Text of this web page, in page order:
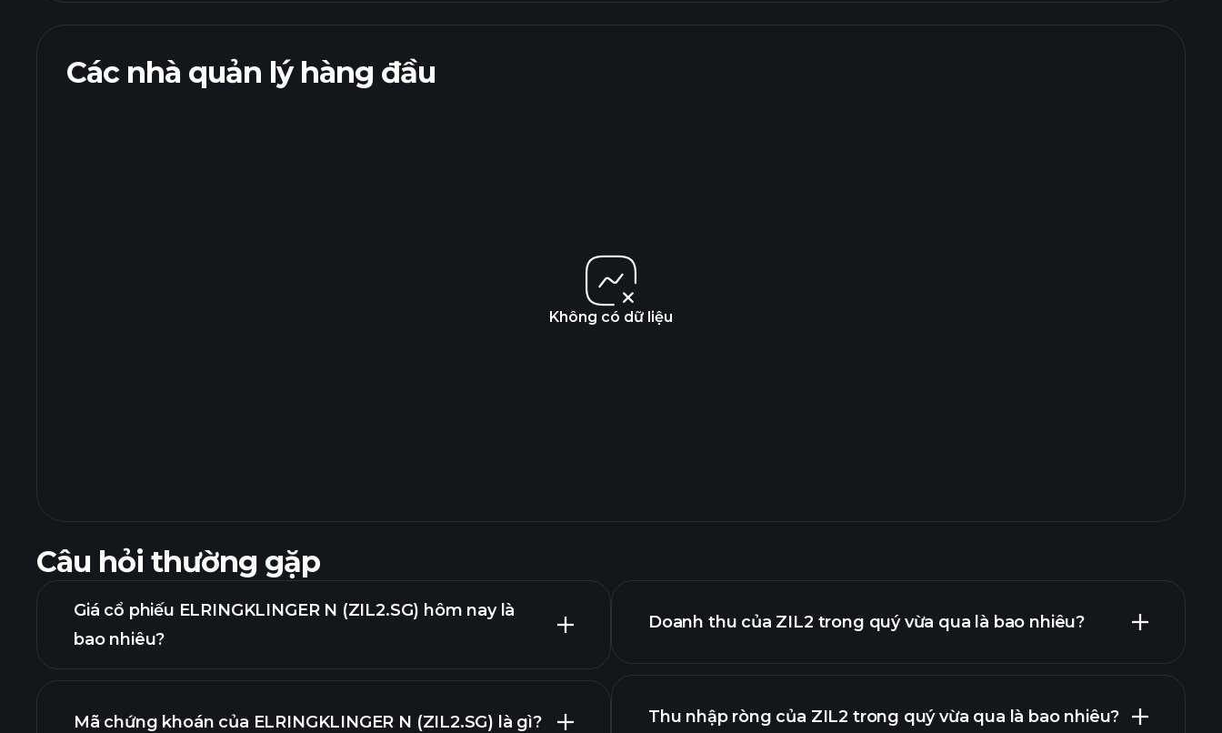
Các nhà quản lý hàng đầu
Không có dữ liệu
Câu hỏi thường gặp
Giá cổ phiếu ELRINGKLINGER N (ZIL2.SG) hôm nay là
bao nhiêu?
Mã chứng khoán của ELRINGKLINGER N (ZIL2.SG) là gì?
Doanh thu của ZIL2 trong quý vừa qua là bao nhiêu?
Thu nhập ròng của ZIL2 trong quý vừa qua là bao nhiêu?